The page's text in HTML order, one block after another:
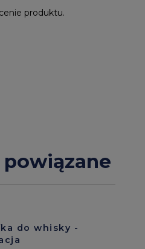
produktu.
do whisky -